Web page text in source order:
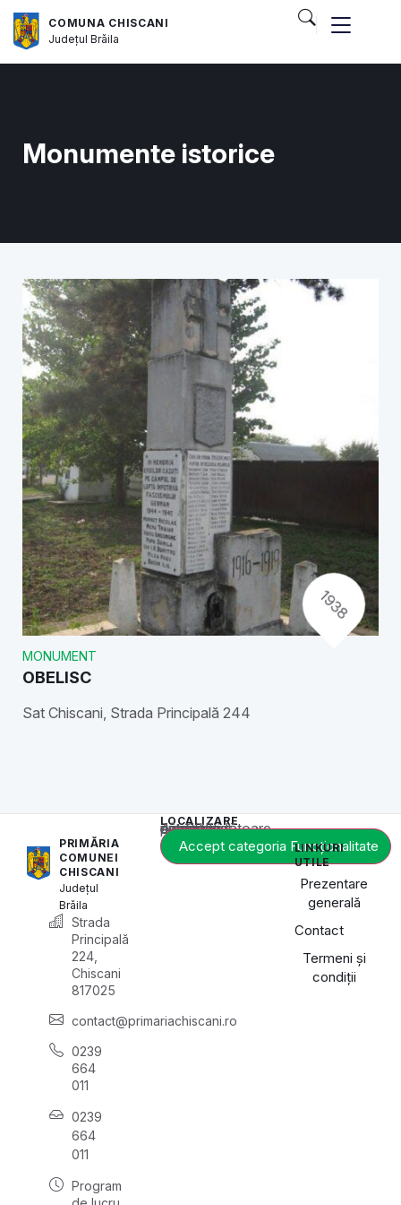
COMUNA CHISCANI
JudețulBrăila
Monumente istorice
1938
MONUMENT
OBELISC
Sat Chiscani, Strada Principală 244
PRIMĂRIA
COMUNEI
CHISCANI
Județul
Brăila
Strada
Principală
224,
Chiscani
817025
contact@primariachiscani.ro
0239
664
011
0239
664
011
Program
LOCALIZARE
Acest conținut este blocat până când acceptați categoria corespunzătoare de cookie-uri.
Accept categoria Funcționalitate
LINKURI
UTILE
Prezentare
generală
Contact
Termeni și
condiții